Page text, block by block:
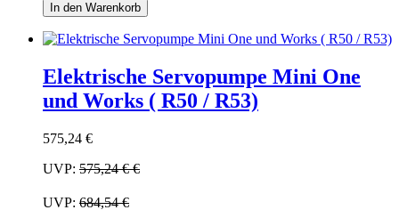
In den Warenkorb
Elektrische Servopumpe Mini One
und Works ( R50 / R53)
575,24 €
UVP: 575,24 €€
UVP: 684,54 €